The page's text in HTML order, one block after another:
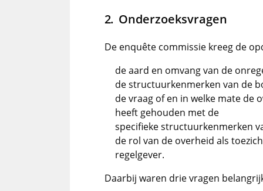
Onderzoeksvragen
De enquête commissie kreeg de
de aard en omvang van de
de structuurkenmerken van de
de vraag of en in welke mate de
heeft gehouden met de
specifieke structuurkenmerken
de rol van de overheid als
regelgever.
Daarbij waren drie vragen